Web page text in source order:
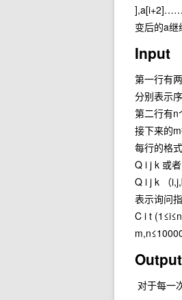
变后的a继
Input
第一行有
分别表示
第二行有
接下来的
每行的格
Q i j k 或
Q i j k （
表示询问
C i t
Output
对于每一